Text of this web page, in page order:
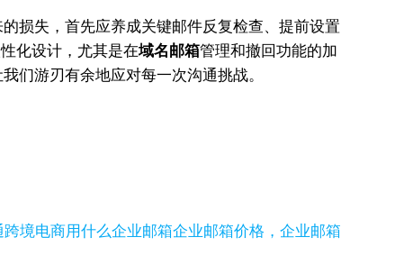
损失，首先应养成关键邮件反复检查、提前设置
化设计，尤其是在域名邮箱管理和撤回功能的加
们游刃有余地应对每一次沟通挑战。
跨境电商用什么企业邮箱企业邮箱价格，企业邮箱